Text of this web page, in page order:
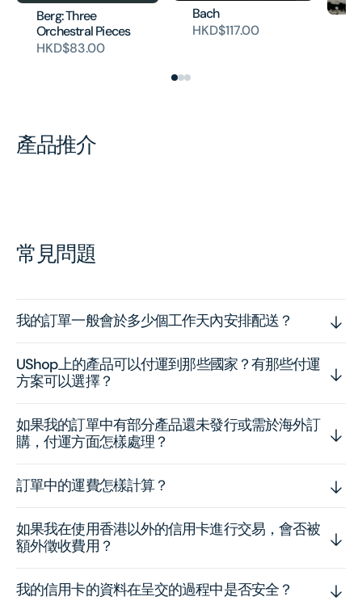
Berg: Three
Orchestral Pieces
HKD$83.00
Bach
HKD$117.00
產品推介
常見問題
我的訂單一般會於多少個工作天內安排配送？
UShop上的產品可以付運到那些國家？有那些付運
方案可以選擇？
如果我的訂單中有部分產品還未發行或需於海外訂
購，付運方面怎樣處理？
訂單中的運費怎樣計算？
如果我在使用香港以外的信用卡進行交易，會否被
額外徵收費用？
我的信用卡的資料在呈交的過程中是否安全？